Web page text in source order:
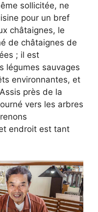
sollicitée, ne
pour un bref
châtaignes, le
de châtaignes de
; il est
légumes sauvages
environnantes, et
près de la
vers les arbres
endroit est tant